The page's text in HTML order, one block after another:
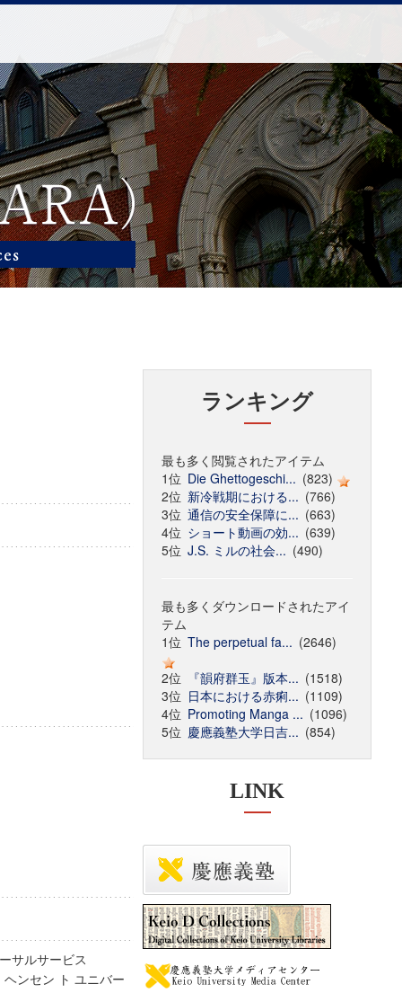
ーサルサービス
ンセン ト ユニバー
ランキング
最も多く閲覧されたアイテム
1位 Die Ghettogeschi... (823)
2位 新冷戦期における... (766)
3位 通信の安全保障に... (663)
4位 ショート動画の効... (639)
5位 J.S. ミルの社会... (490)
最も多くダウンロードされたアイ
テム
1位 The perpetual fa... (2646)
2位
『韻府群玉』版本... (1518)
3位 日本における赤痢... (1109)
4位 Promoting Manga ... (1096)
5位 慶應義塾大学日吉... (854)
LINK